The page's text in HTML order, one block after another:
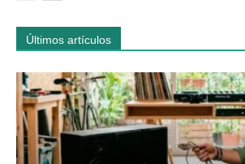
Últimos artículos